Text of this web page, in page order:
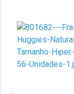
Laboratório
Por Menos